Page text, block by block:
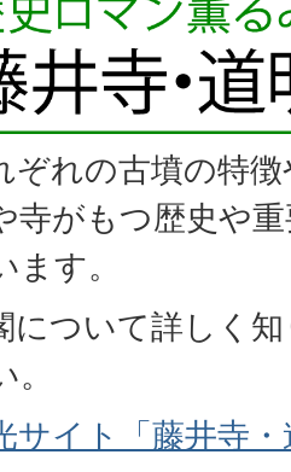
ぞれの古墳の特
寺がもつ歴史や
す。
について詳しく
サイト「藤井寺